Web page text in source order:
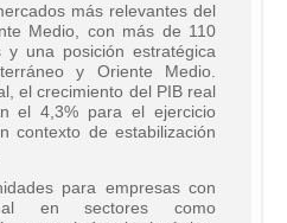
más relevantes del
Medio, con más de 110
y una posición estratégica
y Oriente Medio.
el crecimiento del PIB real
el 4,3% para el ejercicio
contexto de estabilización
para empresas con
en sectores como